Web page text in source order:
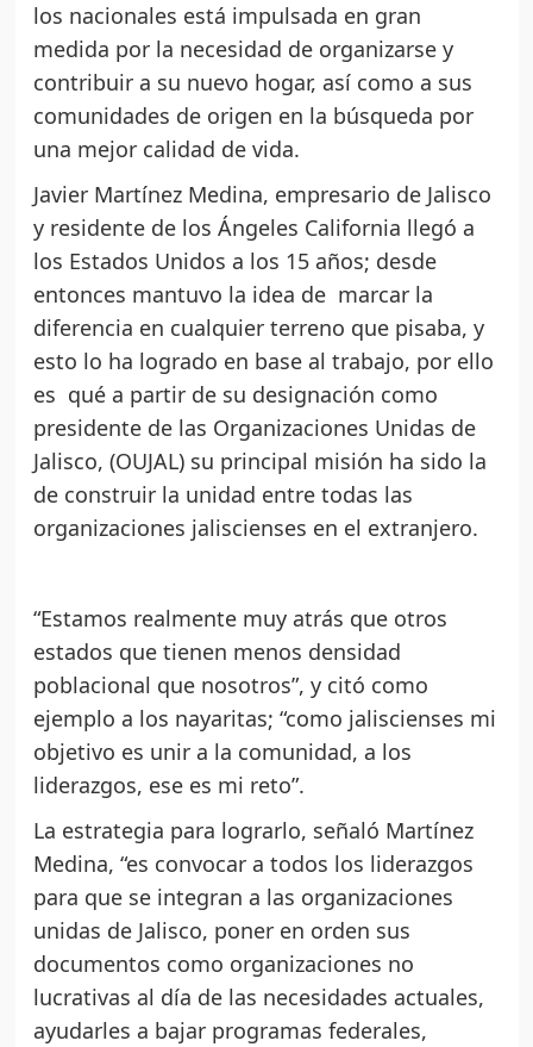
los nacionales está impulsada en gran
medida por la necesidad de organizarse y
contribuir a su nuevo hogar, así como a sus
comunidades de origen en la búsqueda por
una mejor calidad de vida.
Javier Martínez Medina, empresario de Jalisco
y residente de los Ángeles California llegó a
los Estados Unidos a los 15 años; desde
entonces mantuvo la idea de marcar la
diferencia en cualquier terreno que pisaba, y
esto lo ha logrado en base al trabajo, por ello
es qué a partir de su designación como
presidente de las Organizaciones Unidas de
Jalisco, (OUJAL) su principal misión ha sido la
de construir la unidad entre todas las
organizaciones jaliscienses en el extranjero.
“Estamos realmente muy atrás que otros
estados que tienen menos densidad
poblacional que nosotros”, y citó como
ejemplo a los nayaritas; “como jaliscienses mi
objetivo es unir a la comunidad, a los
liderazgos, ese es mi reto”.
La estrategia para lograrlo, señaló Martínez
Medina, “es convocar a todos los liderazgos
para que se integran a las organizaciones
unidas de Jalisco, poner en orden sus
documentos como organizaciones no
lucrativas al día de las necesidades actuales,
ayudarles a bajar programas federales,